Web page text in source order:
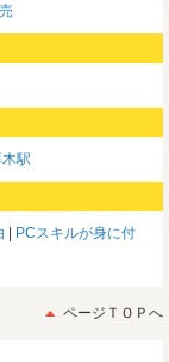
木駅
PCスキルが身に付
ページＴＯＰへ